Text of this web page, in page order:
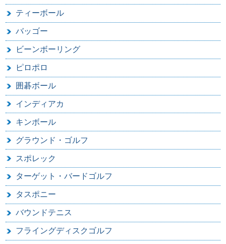
ティーボール
バッゴー
ビーンボーリング
ピロポロ
囲碁ボール
インディアカ
キンボール
グラウンド・ゴルフ
スポレック
ターゲット・バードゴルフ
タスポニー
バウンドテニス
フライングディスクゴルフ